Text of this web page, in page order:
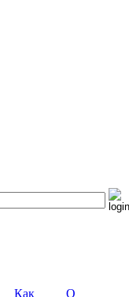
Как
О